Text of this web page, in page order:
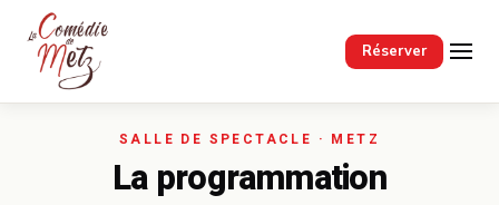
Réserver
Passer au contenu principal
La programmation